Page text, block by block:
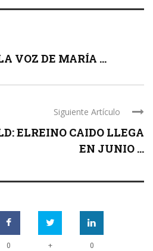
VOZ DE MARÍA ...
Siguiente Artículo
ELREINO CAIDO LLEGA
EN JUNIO ...
0 + 0